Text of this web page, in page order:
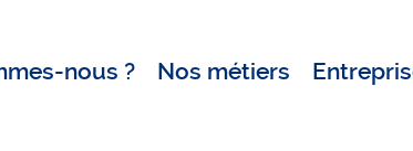
nous ? Nos métiers